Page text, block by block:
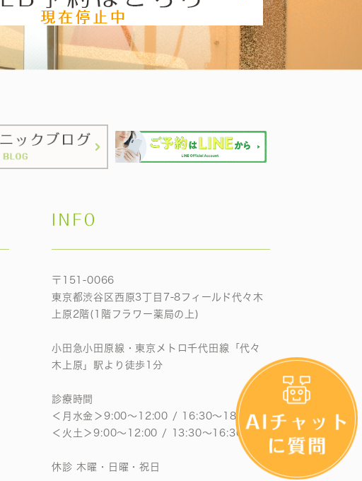
INFO
〒151-0066
東京都渋谷区西原3丁目7-8フィールド代々木
上原2階(1階フラワー薬局の上)
小田急小田原線・東京メトロ千代田線「代々
木上原」駅より徒歩1分
診療時間
＜月水金＞9:00〜12:00 / 16:30〜18:30
＜火土＞9:00〜12:00 / 13:30〜16:30
休診 木曜・日曜・祝日